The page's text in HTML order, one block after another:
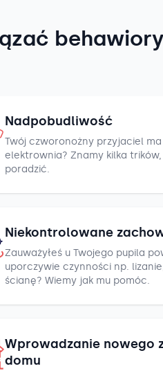
Nadpobudliwość
Twój czworonożny przyjaciel
elektrownia? Znamy kilka
poradzić.
Niekontrolowane
Zauważyłeś u Twojego pupila
uporczywie czynności np.
ścianę? Wiemy jak mu pomóc.
Wprowadzanie nowego
domu